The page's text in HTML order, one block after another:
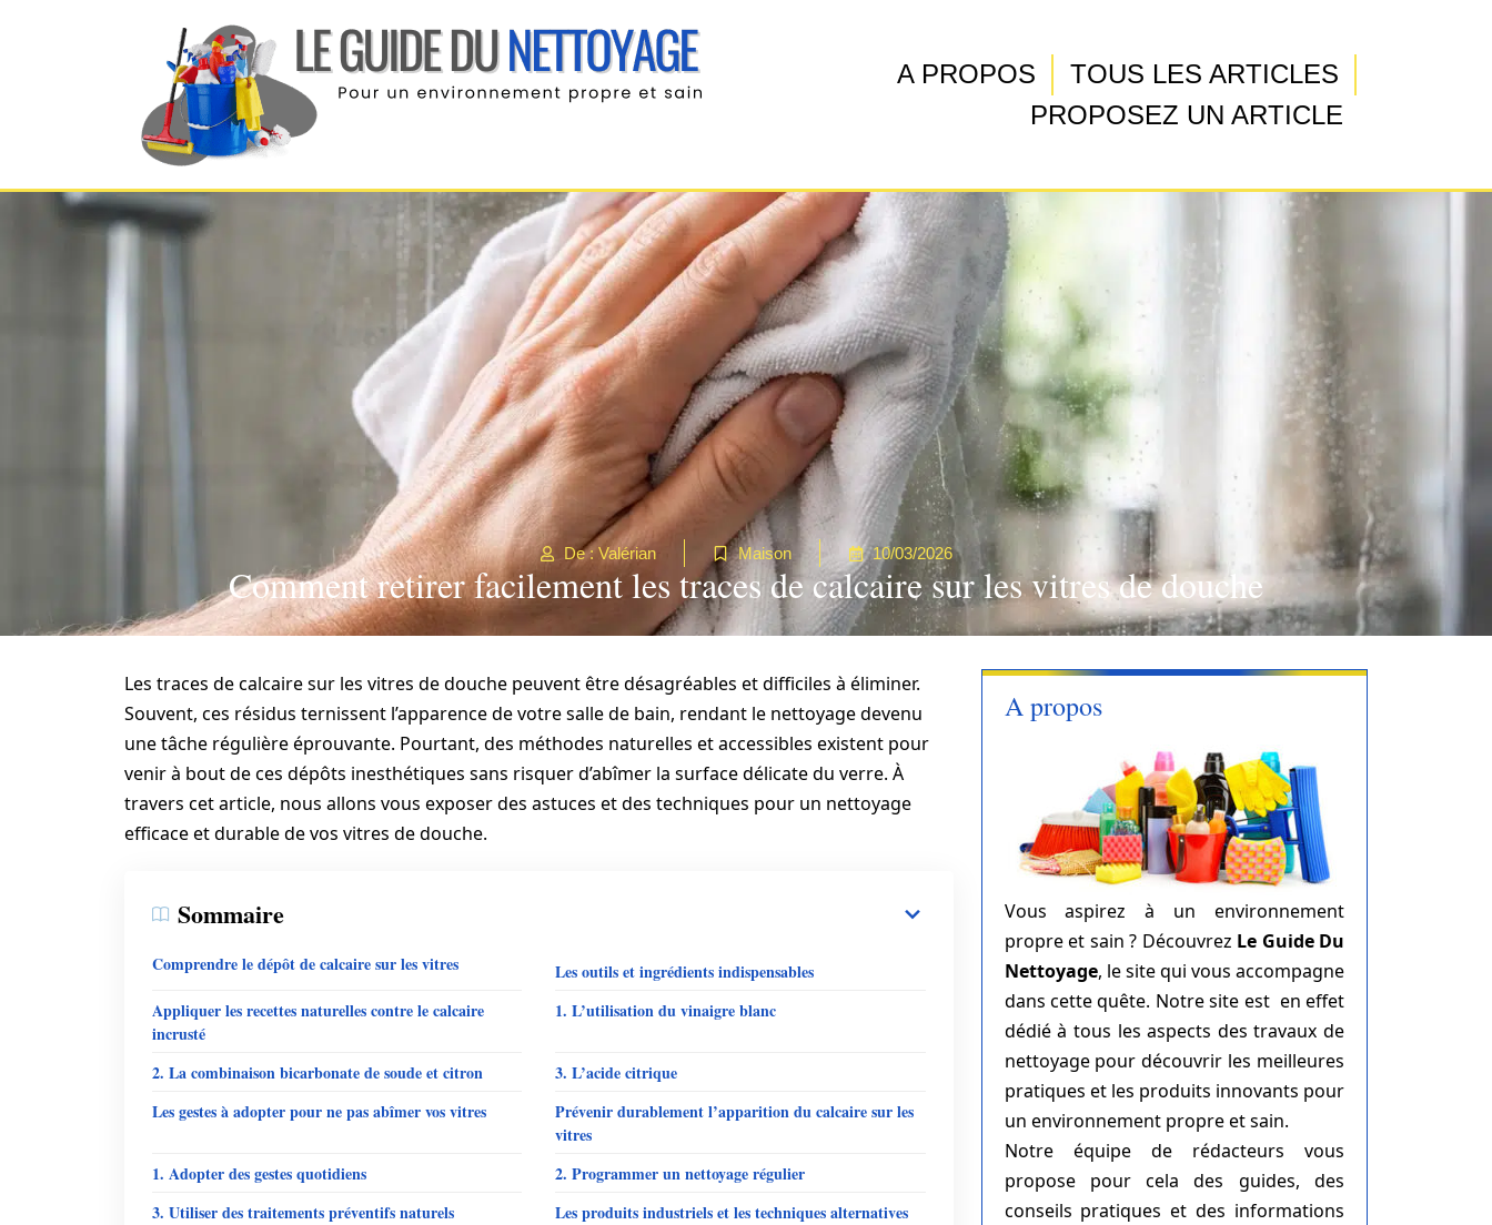
A PROPOS
TOUS LES ARTICLES
PROPOSEZ UN ARTICLE
De : Valérian Maison 10/03/2026
Comment retirer facilement les traces de calcaire sur les vitres de douche
Les traces de calcaire sur les vitres de douche peuvent être désagréables et difficiles à éliminer.
Souvent, ces résidus ternissent l’apparence de votre salle de bain, rendant le nettoyage devenu
une tâche régulière éprouvante. Pourtant, des méthodes naturelles et accessibles existent pour
venir à bout de ces dépôts inesthétiques sans risquer d’abîmer la surface délicate du verre. À
travers cet article, nous allons vous exposer des astuces et des techniques pour un nettoyage
efficace et durable de vos vitres de douche.
Sommaire
Comprendre le dépôt de calcaire sur les vitres
Les outils et ingrédients indispensables
Appliquer les recettes naturelles contre le calcaire
incrusté
1. L’utilisation du vinaigre blanc
2. La combinaison bicarbonate de soude et citron
3. L’acide citrique
Les gestes à adopter pour ne pas abîmer vos vitres
Prévenir durablement l’apparition du calcaire sur les
vitres
1. Adopter des gestes quotidiens
2. Programmer un nettoyage régulier
3. Utiliser des traitements préventifs naturels
Les produits industriels et les techniques alternatives
A propos
Vous aspirez à un environnement
propre et sain ? Découvrez Le Guide Du
Nettoyage, le site qui vous accompagne
dans cette quête. Notre site est en effet
dédié à tous les aspects des travaux de
nettoyage pour découvrir les meilleures
pratiques et les produits innovants pour
un environnement propre et sain.
Notre équipe de rédacteurs vous
propose pour cela des guides, des
conseils pratiques et des informations